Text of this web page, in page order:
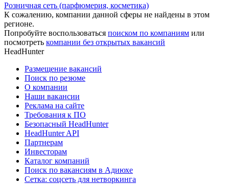
Розничная сеть (парфюмерия, косметика)
К сожалению, компании данной сферы не найдены в этом
регионе.
Попробуйте воспользоваться поиском по компаниям или
посмотреть компании без открытых вакансий
HeadHunter
Размещение вакансий
Поиск по резюме
О компании
Наши вакансии
Реклама на сайте
Требования к ПО
Безопасный HeadHunter
HeadHunter API
Партнерам
Инвесторам
Каталог компаний
Поиск по вакансиям в Адиюхе
Сетка: соцсеть для нетворкинга